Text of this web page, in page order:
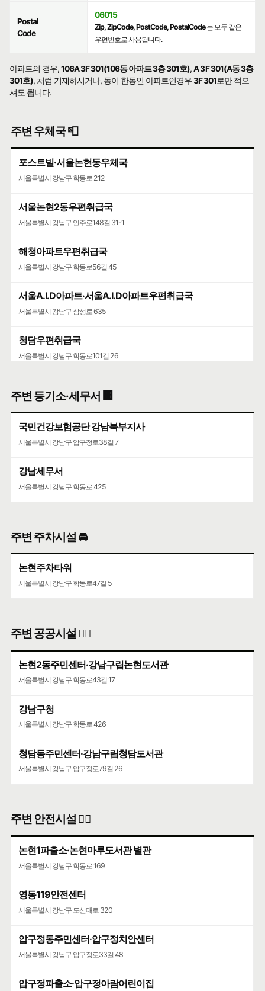
Postal
Code
06015
Zip, ZipCode, PostCode, PostalCode는 모두 같은
우편번호로 사용됩니다.
아파트의 경우,106A 3F 301(106동 아파트 3층 301호),A 3F 301(A동 3층
301호), 처럼 기재하시거나, 동이 한동인 아파트인경우3F 301로만 적으
셔도 됩니다.
주변 우체국 📮
포스트빌·서울논현동우체국
서울특별시 강남구 학동로 212
서울논현2동우편취급국
서울특별시 강남구 언주로148길 31-1
해청아파트우편취급국
서울특별시 강남구 학동로56길 45
서울A.I.D아파트·서울A.I.D아파트우편취급국
서울특별시 강남구 삼성로 635
청담우편취급국
서울특별시 강남구 학동로101길 26
서울특별시 강남구 도산대로 507
주변 등기소·세무서 🏢
국민건강보험공단 강남북부지사
서울특별시 강남구 압구정로38길 7
강남세무서
서울특별시 강남구 학동로 425
주변 주차시설 🚘
논현주차타워
서울특별시 강남구 학동로47길 5
주변 공공시설 👨‍✈️
논현2동주민센터·강남구립논현도서관
서울특별시 강남구 학동로43길 17
강남구청
서울특별시 강남구 학동로 426
청담동주민센터·강남구립청담도서관
서울특별시 강남구 압구정로79길 26
주변 안전시설 👮‍♀️
논현1파출소·논현마루도서관 별관
서울특별시 강남구 학동로 169
영동119안전센터
서울특별시 강남구 도산대로 320
압구정동주민센터·압구정치안센터
서울특별시 강남구 압구정로33길 48
압구정파출소·압구정아람어린이집